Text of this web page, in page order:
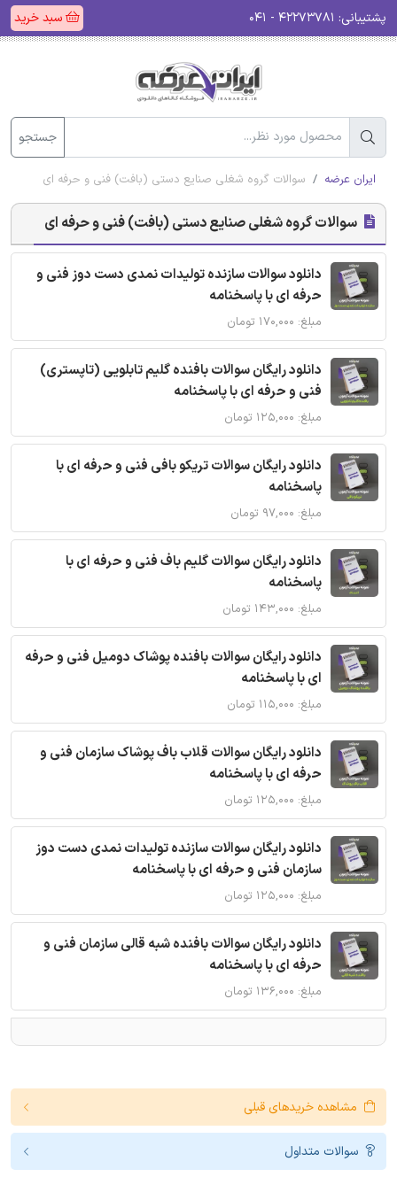
پشتیبانی: سبد خرید
جستجو
ایران عرضه سوالات گروه شغلی صنایع دستی (بافت) فنی و حرفه ای
سوالات گروه شغلی صنایع دستی (بافت) فنی و حرفه ای
دانلود سوالات سازنده تولیدات نمدی دست دوز فنی و
حرفه ای با پاسخنامه
مبلغ: ۱۷۰,۰۰۰ تومان
دانلود رایگان سوالات بافنده گلیم تابلویی (تاپستری)
فنی و حرفه ای با پاسخنامه
مبلغ: ۱۲۵,۰۰۰ تومان
دانلود رایگان سوالات تریکو بافی فنی و حرفه ای با
پاسخنامه
مبلغ: ۹۷,۰۰۰ تومان
دانلود رایگان سوالات گلیم باف فنی و حرفه ای با
پاسخنامه
مبلغ: ۱۴۳,۰۰۰ تومان
دانلود رایگان سوالات بافنده پوشاک دومیل فنی و حرفه
ای با پاسخنامه
مبلغ: ۱۱۵,۰۰۰ تومان
دانلود رایگان سوالات قلاب باف پوشاک سازمان فنی و
حرفه ای با پاسخنامه
مبلغ: ۱۲۵,۰۰۰ تومان
دانلود رایگان سوالات سازنده تولیدات نمدی دست دوز
سازمان فنی و حرفه ای با پاسخنامه
مبلغ: ۱۲۵,۰۰۰ تومان
دانلود رایگان سوالات بافنده شبه قالی سازمان فنی و
حرفه ای با پاسخنامه
مبلغ: ۱۳۶,۰۰۰ تومان
مشاهده خریدهای قبلی
سوالات متداول